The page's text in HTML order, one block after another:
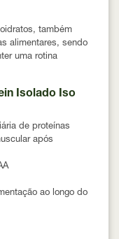
também
alimentares, sendo
uma rotina
Isolado Iso
de proteínas
após
ao longo do